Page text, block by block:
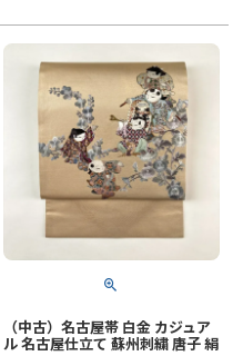
（中古）名古屋帯 白金 カジュア
ル 名古屋仕立て 蘇州刺繍 唐子 絹